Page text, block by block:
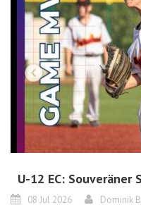
U-12 EC: Souveräner
08 Jul 2026 Dominik